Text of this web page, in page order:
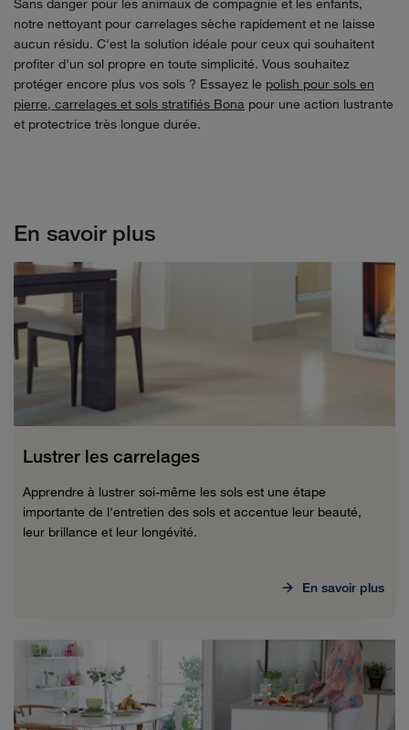
Sans danger pour les animaux de compagnie et les enfants,
notre nettoyant pour carrelages sèche rapidement et ne laisse
aucun résidu. C'est la solution idéale pour ceux qui souhaitent
profiter d'un sol propre en toute simplicité. Vous souhaitez
protéger encore plus vos sols ? Essayez le polish pour sols en
pierre, carrelages et sols stratifiés Bona pour une action lustrante
et protectrice très longue durée.
En savoir plus
Lustrer les carrelages
Apprendre à lustrer soi-même les sols est une étape
importante de l'entretien des sols et accentue leur beauté,
leur brillance et leur longévité.
En savoir plus